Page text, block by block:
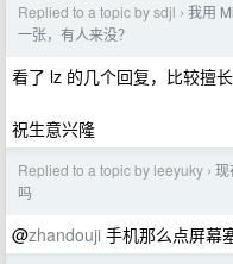
Replied to a topic by sdjl › 我用
一张，有人来没？
看了 lz 的几个回复，比较擅
祝生意兴隆
Replied to a topic by leeyuky › 现
吗
@zhandouji 手机那么点屏幕